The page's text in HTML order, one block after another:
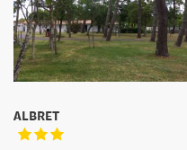
ALBRET